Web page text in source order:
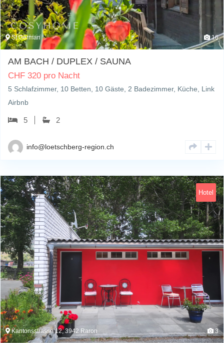
St.German 16
AM BACH / DUPLEX / SAUNA
CHF 320 pro Nacht
5 Schlafzimmer, 10 Betten, 10 Gäste, 2 Badezimmer, Küche, Link
Airbnb
5 2
info@loetschberg-region.ch
Hotel
Kantonsstrasse 12, 3942 Raron 3